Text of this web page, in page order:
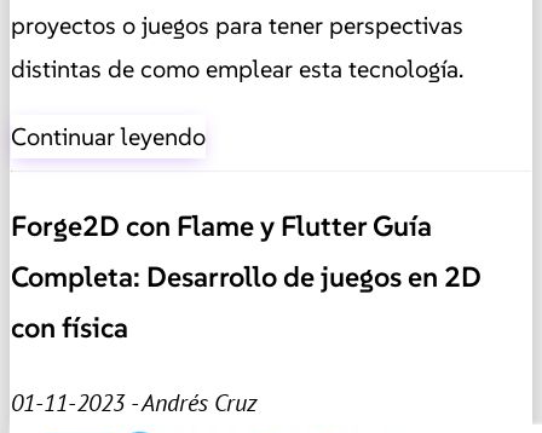
proyectos o juegos para tener perspectivas
distintas de como emplear esta tecnología.
Continuar leyendo
Forge2D con Flame y Flutter Guía
Completa: Desarrollo de juegos en 2D
con física
01-11-2023 - Andrés Cruz